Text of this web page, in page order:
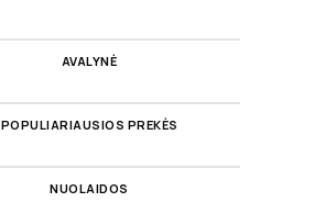
AVALYNĖ
POPULIARIAUSIOS PREKĖS
NUOLAIDOS